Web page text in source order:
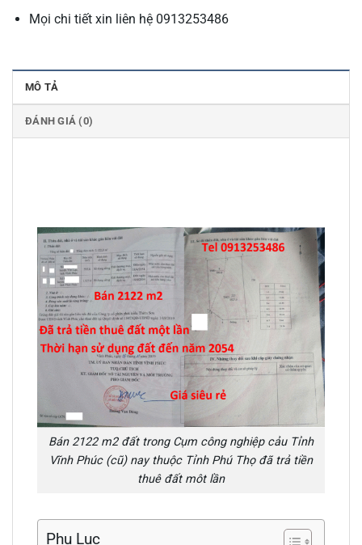
Mọi chi tiết xin liên hệ 0913253486
MÔ TẢ
ĐÁNH GIÁ (0)
Bán 2122 m2 đất trong Cụm công nghiệp cảu Tỉnh
Vĩnh Phúc (cũ) nay thuộc Tỉnh Phú Thọ đã trả tiền
thuê đất môt lần
Phụ Lục